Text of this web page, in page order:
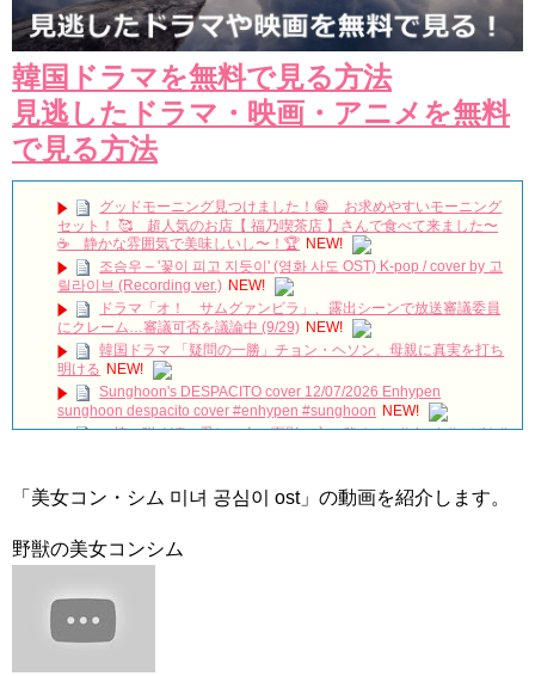
韓国ドラマを無料で見る方法
見逃したドラマ・映画・アニメを無料
で見る方法
グッドモーニング見つけました！😁 お求めやすいモーニング
セット！ 🥰 超人気のお店【 福乃喫茶店 】さんで食べて来ました〜
☕️ 静かな雰囲気で美味しいし〜！🏆 NEW!
조승우 – '꽃이 피고 지듯이' (영화 사도 OST) K-pop / cover by 고
릴라이브 (Recording ver.) NEW!
ドラマ「オ！ サムグァンビラ」、露出シーンで放送審議委員
にクレーム…審議可否を議論中 (9/29) NEW!
韓国ドラマ 「疑問の一勝」チョン・ヘソン、母親に真実を打ち
明ける NEW!
Sunghoon's DESPACITO cover 12/07/2026 Enhypen
sunghoon despacito cover #enhypen #sunghoon NEW!
（椿の咲く頃…愛しい人の面影、心に秘めて）#shorts#つばき#
／ドラマ『悲しくて、愛』予告編
NEW!
液」で光とツヤがめぐる肌へ
【韓国ドラマ「吹けよ、ミプン」】毎週月～金曜11時32分放送
アラブストーリー！
「美女コン・シム 미녀 공심이 ost」の動画を紹介します。
野獣の美女コンシム